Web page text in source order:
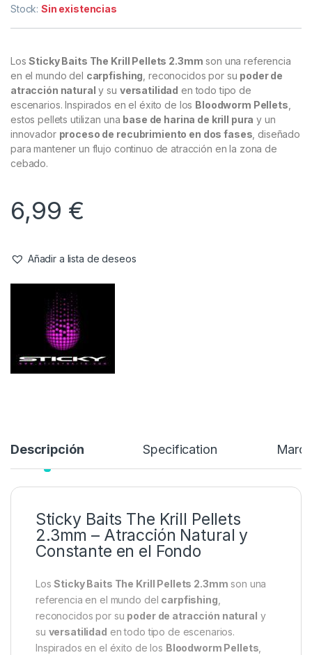
Stock:Sin existencias
LosSticky Baits The Krill Pellets 2.3mm son una referencia
en el mundo del carpfishing , reconocidos por su poder de
atracción natural y su versatilidad en todo tipo de
escenarios. Inspirados en el éxito de los Bloodworm Pellets
estos pellets utilizan una base de harina de krill pura y un
innovador proceso de recubrimiento en dos fases , diseñado
para mantener un flujo continuo de atracción en la zona de
cebado.
6,99 €
Añadir a lista de deseos
Descripción Specification Marca
Sticky Baits The Krill Pellets
2.3mm – Atracción Natural y
Constante en el Fondo
LosSticky Baits The Krill Pellets 2.3mm son una
referencia en el mundo del carpfishing
reconocidos por su poder de atracción natural y
su versatilidad en todo tipo de escenarios.
Inspirados en el éxito de los Bloodworm Pellets